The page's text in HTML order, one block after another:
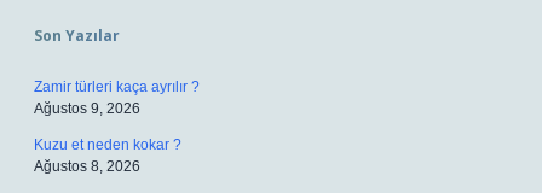
Son Yazılar
Zamir türleri kaça ayrılır ?
Ağustos 9, 2026
Kuzu et neden kokar ?
Ağustos 8, 2026